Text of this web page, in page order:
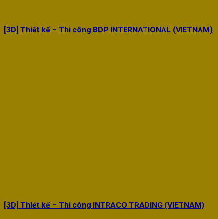
[3D] Thiết kế – Thi công BDP INTERNATIONAL (VIETNAM)
[3D] Thiết kế – Thi công INTRACO TRADING (VIETNAM)